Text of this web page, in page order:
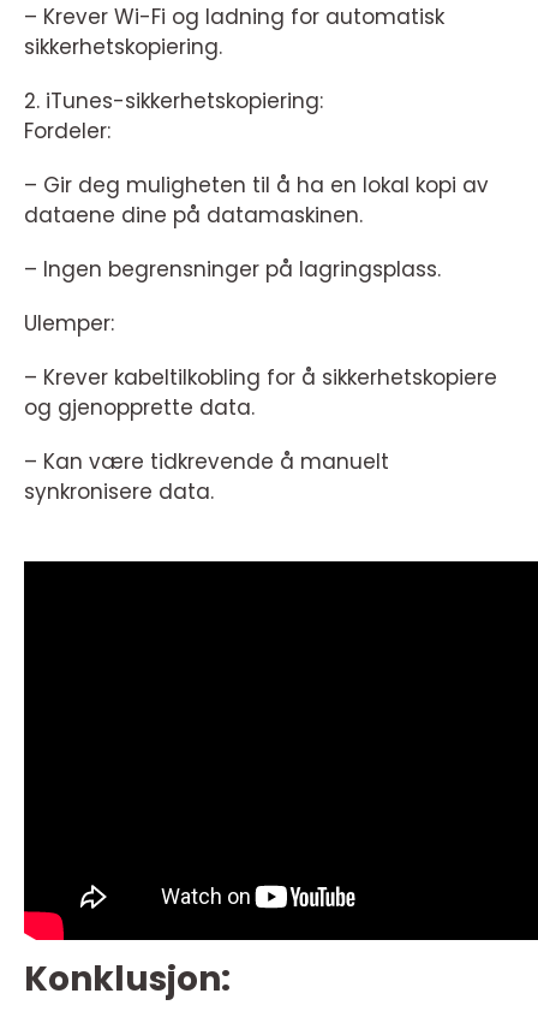
– Krever Wi-Fi og ladning for automatisk
sikkerhetskopiering.
2. iTunes-sikkerhetskopiering:
Fordeler:
– Gir deg muligheten til å ha en lokal kopi av
dataene dine på datamaskinen.
– Ingen begrensninger på lagringsplass.
Ulemper:
– Krever kabeltilkobling for å sikkerhetskopiere
og gjenopprette data.
– Kan være tidkrevende å manuelt
synkronisere data.
Konklusjon: